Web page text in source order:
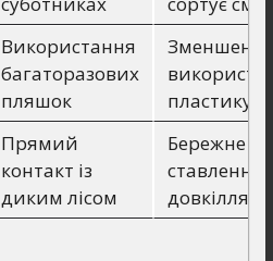
Використання
багаторазових
пляшок
пластику
Прямий
контакт із
диким лісом
Бережне
ставлення
довкілля